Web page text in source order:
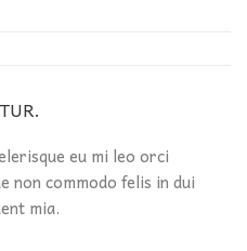
eu mi leo orci
non commodo felis in dui
mia.